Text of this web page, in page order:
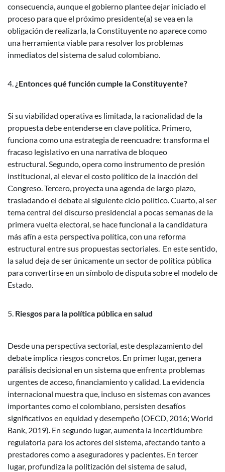
consecuencia, aunque el gobierno plantee dejar iniciado el
proceso para que el próximo presidente(a) se vea en la
obligación de realizarla, la Constituyente no aparece como
una herramienta viable para resolver los problemas
inmediatos del sistema de salud colombiano.
¿Entonces qué función cumple la Constituyente?
Si su viabilidad operativa es limitada, la racionalidad de la
propuesta debe entenderse en clave política. Primero,
funciona como una estrategia de reencuadre: transforma el
fracaso legislativo en una narrativa de bloqueo
estructural.Segundo, opera como instrumento de presión
institucional, al elevar el costo político de la inacción del
Congreso.Tercero, proyecta una agenda de largo plazo,
trasladando el debate al siguiente ciclo político.Cuarto, al ser
tema central del discurso presidencial a pocas semanas de la
primera vuelta electoral, se hace funcional a la candidatura
más afín a esta perspectiva política, con una reforma
estructural entre sus propuestas sectoriales. En este sentido,
la salud deja de ser únicamente un sector de política pública
para convertirse en un símbolo de disputa sobre el modelo de
Estado.
Riesgos para la política pública en salud
Desde una perspectiva sectorial, este desplazamiento del
debate implica riesgos concretos. En primer lugar, genera
parálisis decisional en un sistema que enfrenta problemas
urgentes de acceso, financiamiento y calidad. La evidencia
internacional muestra que, incluso en sistemas con avances
importantes como el colombiano, persisten desafíos
significativos en equidad y desempeño (OECD, 2016; World
Bank, 2019). En segundo lugar, aumenta la incertidumbre
regulatoria para los actores del sistema, afectando tanto a
prestadores como a aseguradores y pacientes. En tercer
lugar, profundiza la politización del sistema de salud,